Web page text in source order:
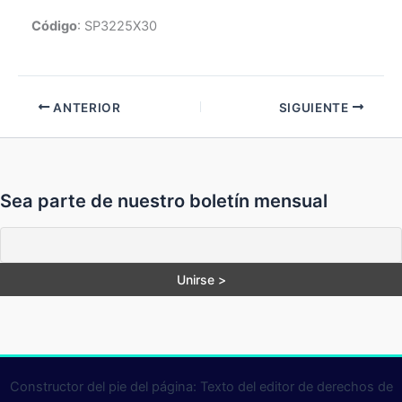
Código: SP3225X30
ANTERIOR SIGUIENTE
Sea parte de nuestro boletín mensual
Constructor del pie del página: Texto del editor de derechos de